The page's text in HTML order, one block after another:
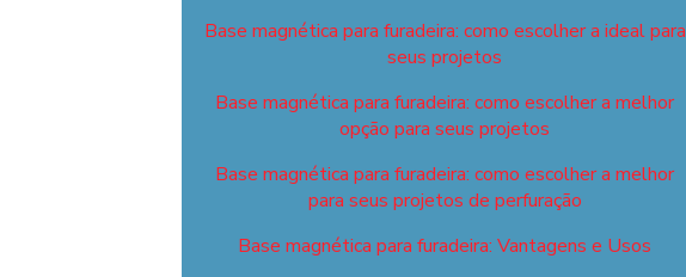
Base magnética para furadeira: como escolher a ideal para
seus projetos
Base magnética para furadeira: como escolher a melhor
opção para seus projetos
Base magnética para furadeira: como escolher a melhor
para seus projetos de perfuração
Base magnética para furadeira: Vantagens e Usos